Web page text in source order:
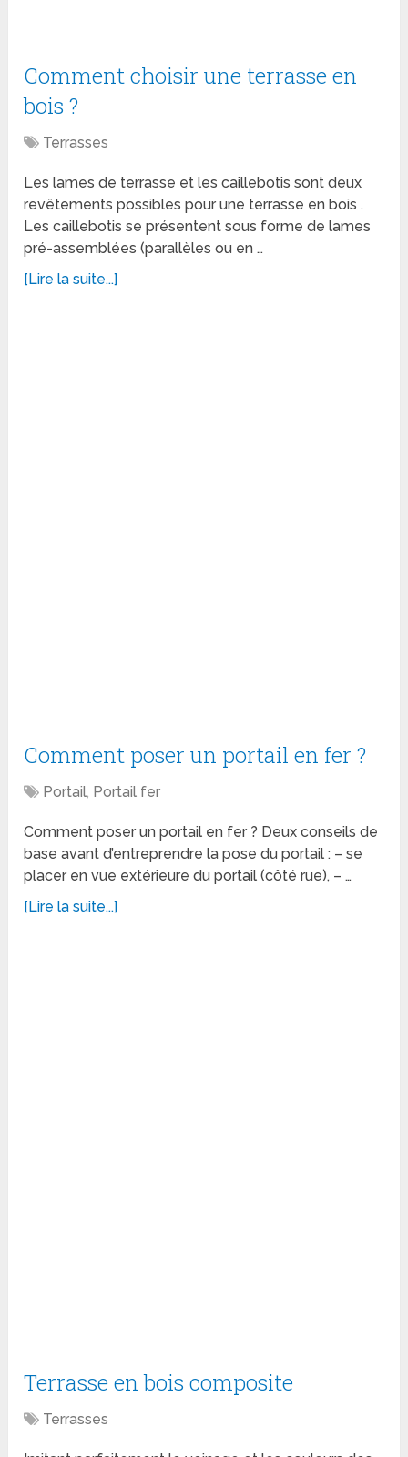
Comment choisir une terrasse en
bois ?
Terrasses
Les lames de terrasse et les caillebotis sont deux
revêtements possibles pour une terrasse en bois .
Les caillebotis se présentent sous forme de lames
pré-assemblées (parallèles ou en …
[Lire la suite...]
Comment poser un portail en fer ?
Portail, Portail fer
Comment poser un portail en fer ? Deux conseils de
base avant d’entreprendre la pose du portail : – se
placer en vue extérieure du portail (côté rue), – …
[Lire la suite...]
Terrasse en bois composite
Terrasses